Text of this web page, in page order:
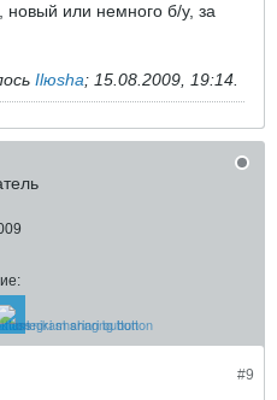
новый или немного б/у, за
Ilюsha; 15.08.2009, 19:14
#9